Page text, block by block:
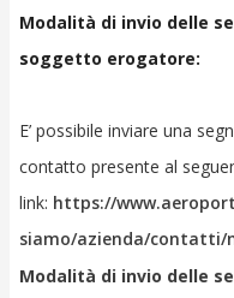
Modalità di invio delle
soggetto erogatore:
E’ possibile inviare una
contatto presente al
link: https://
siamo/azienda/
Modalità di invio delle